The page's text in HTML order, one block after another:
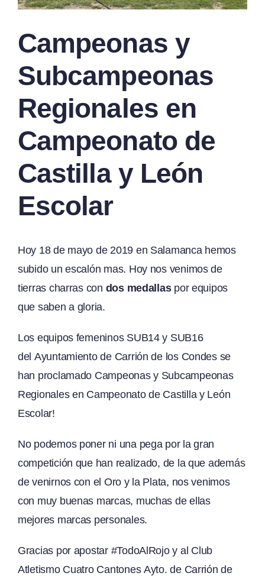
Campeonas y
Subcampeonas
Regionales en
Campeonato de
Castilla y León
Escolar
Hoy 18 de mayo de 2019 en Salamanca hemos
subido un escalón mas. Hoy nos venimos de
tierras charras con dos medallaspor equipos
que saben a gloria.
Los equipos femeninos SUB14 y SUB16
del Ayuntamiento de Carrión de los Condesse
han proclamado Campeonas y Subcampeonas
Regionales en Campeonato de Castilla y León
Escolar!
No podemos poner ni una pega por la gran
competición que han realizado, de la que además
de venirnos con el Oro y la Plata, nos venimos
con muy buenas marcas, muchas de ellas
mejores marcas personales.
Gracias por apostar #TodoAlRojoy al Club
Atletismo Cuatro CantonesAyto. de Carrión de